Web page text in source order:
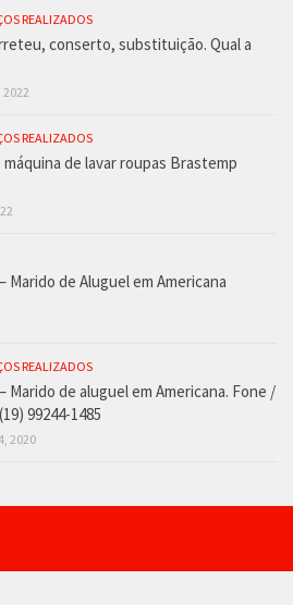
REALIZADOS
conserto, substituição. Qual a
2022
REALIZADOS
máquina de lavar roupas Brastemp
Marido de Aluguel em Americana
REALIZADOS
Marido de aluguel em Americana. Fone /
99244-1485
2020